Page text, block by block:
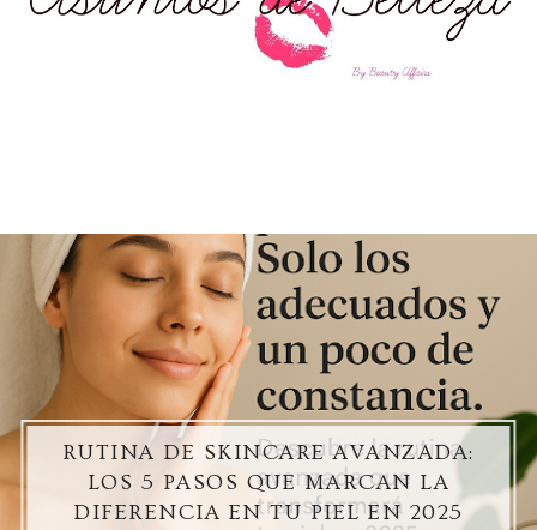
RUTINA DE SKINCARE AVANZADA:
LOS 5 PASOS QUE MARCAN LA
DIFERENCIA EN TU PIEL EN 2025